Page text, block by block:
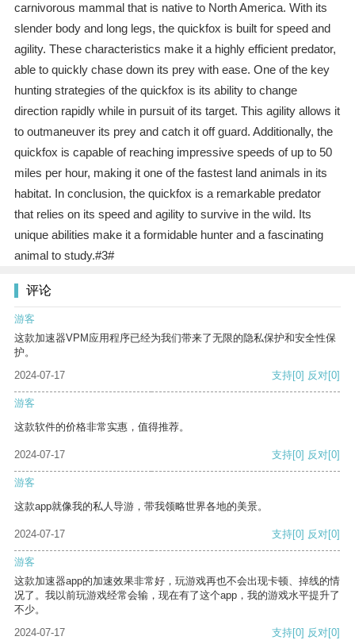
carnivorous mammal that is native to North America. With its
slender body and long legs, the quickfox is built for speed and
agility. These characteristics make it a highly efficient predator,
able to quickly chase down its prey with ease. One of the key
hunting strategies of the quickfox is its ability to change
direction rapidly while in pursuit of its target. This agility allows it
to outmaneuver its prey and catch it off guard. Additionally, the
quickfox is capable of reaching impressive speeds of up to 50
miles per hour, making it one of the fastest land animals in its
habitat. In conclusion, the quickfox is a remarkable predator
that relies on its speed and agility to survive in the wild. Its
unique abilities make it a formidable hunter and a fascinating
animal to study.#3#
评论
游客
这款加速器VPM应用程序已经为我们带来了无限的隐私保护和安全性保
护。
2024-07-17
支持[0] 反对[0]
游客
这款软件的价格非常实惠，值得推荐。
2024-07-17 支持[0] 反对[0]
游客
这款app就像我的私人导游，带我领略世界各地的美景。
2024-07-17 支持[0] 反对[0]
游客
这款加速器app的加速效果非常好，玩游戏再也不会出现卡顿、掉线的情
况了。我以前玩游戏经常会输，现在有了这个app，我的游戏水平提升了
不少。
2024-07-17
支持[0] 反对[0]